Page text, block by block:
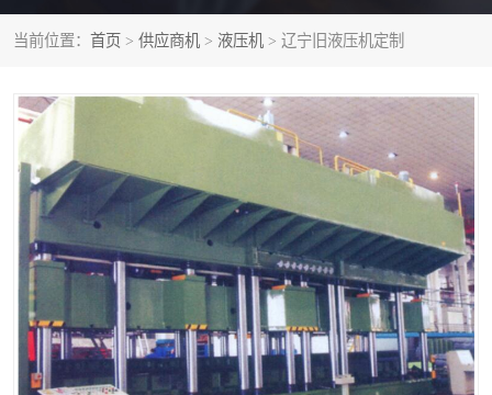
当前位置： 首页 > 供应商机 > 液压机 > 辽宁旧液压机定制
卷板机